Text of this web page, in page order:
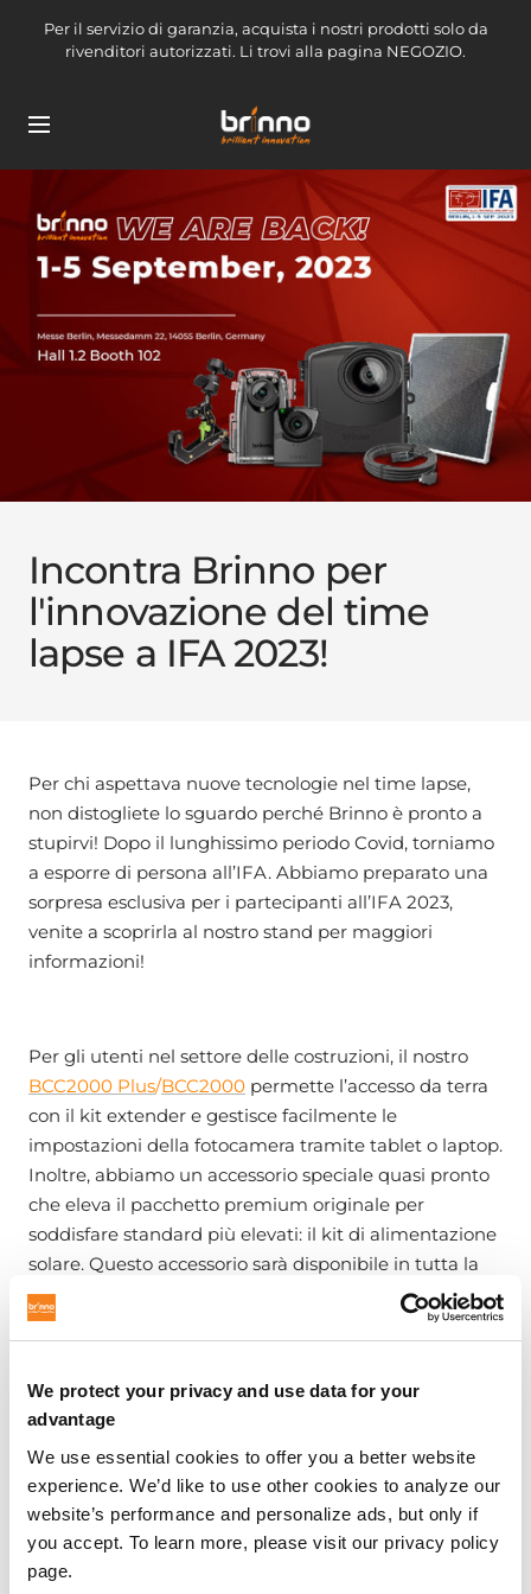
We protect your privacy and use data for your
advantage
We use essential cookies to offer you a better website
experience. We’d like to use other cookies to analyze our
website’s performance and personalize ads, but only if
you accept. To learn more, please visit our privacy policy
page.
Per il servizio di garanzia, acquista i nostri prodotti solo da
rivenditori autorizzati. Li trovi alla pagina NEGOZIO.
Navigazione
brinno-
mkt
Incontra Brinno per
l'innovazione del time
lapse a IFA 2023!
Per chi aspettava nuove tecnologie nel time lapse,
non distogliete lo sguardo perché Brinno è pronto a
stupirvi! Dopo il lunghissimo periodo Covid, torniamo
a esporre di persona all’IFA. Abbiamo preparato una
sorpresa esclusiva per i partecipanti all’IFA 2023,
venite a scoprirla al nostro stand per maggiori
informazioni!
Per gli utenti nel settore delle costruzioni, il nostro
BCC2000 Plus/BCC2000 permette l’accesso da terra
con il kit extender e gestisce facilmente le
impostazioni della fotocamera tramite tablet o laptop.
Inoltre, abbiamo un accessorio speciale quasi pronto
che eleva il pacchetto premium originale per
soddisfare standard più elevati: il kit di alimentazione
solare. Questo accessorio sarà disponibile in tutta la
fiera, sii il primo a provarlo!
Se i professionisti cercano fotocamere time lapse che
resistano alle condizioni più difficili, i bundle del
TLC2020
saranno la scelta ideale, dotati di custodia
impermeabile IP67. Il TLC2020 offre fino a quattro
diversi bundle che permettono agli utenti di scegliere
la configurazione migliore in base all’ambiente di
registrazione.